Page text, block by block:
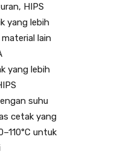
HIPS
yang lebih
lain
yang lebih
suhu
cetak yang
untuk